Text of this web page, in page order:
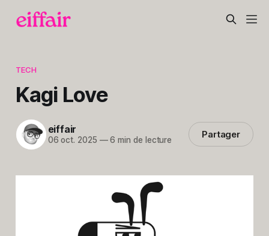
TECH
Kagi Love
eiffair
06 oct. 2025 —6 min de lecture Partager